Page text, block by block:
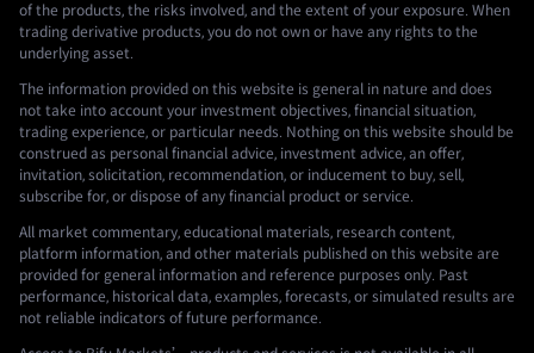
of the products, the risks involved, and the extent of your exposure. When
trading derivative products, you do not own or have any rights to the
underlying asset.
The information provided on this website is general in nature and does
not take into account your investment objectives, financial situation,
trading experience, or particular needs. Nothing on this website should be
construed as personal financial advice, investment advice, an offer,
invitation, solicitation, recommendation, or inducement to buy, sell,
subscribe for, or dispose of any financial product or service.
All market commentary, educational materials, research content,
platform information, and other materials published on this website are
provided for general information and reference purposes only. Past
performance, historical data, examples, forecasts, or simulated results are
not reliable indicators of future performance.